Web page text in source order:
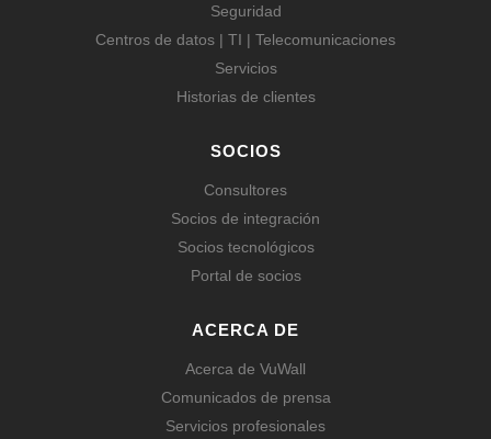
Seguridad
Centros de datos | TI | Telecomunicaciones
Servicios
Historias de clientes
SOCIOS
Consultores
Socios de integración
Socios tecnológicos
Portal de socios
ACERCA DE
Acerca de VuWall
Comunicados de prensa
Servicios profesionales